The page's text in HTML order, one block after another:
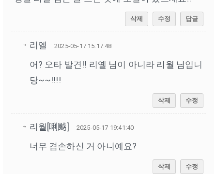
삭제 수정 답글
리옐 2025-05-17 15:17:48
어? 오타 발견!! 리옐 님이 아니라 리월 님입니
당~~!!!!
삭제 수정
리월[唎䬂] 2025-05-17 19:41:40
너무 겸손하신 거 아니예요?
삭제 수정